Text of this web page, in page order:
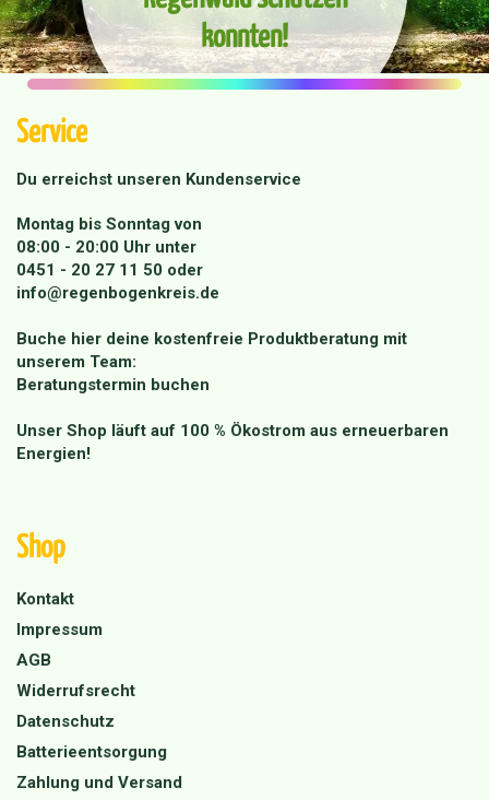
konnten!
Service
Du erreichst unseren Kundenservice
Montag bis Sonntag von
08:00 - 20:00 Uhr unter
0451 - 20 27 11 50 oder
info@regenbogenkreis.de
Buche hier deine kostenfreie Produktberatung mit
unserem Team:
Beratungstermin buchen
Unser Shop läuft auf 100 % Ökostrom aus erneuerbaren
Energien!
Shop
Kontakt
Impressum
AGB
Widerrufsrecht
Datenschutz
Batterieentsorgung
Zahlung und Versand